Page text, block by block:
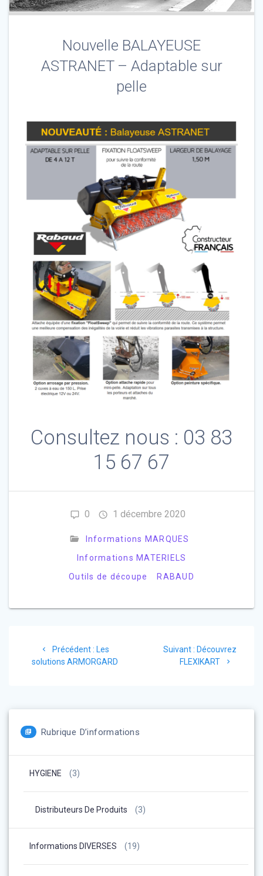
Nouvelle BALAYEUSE
ASTRANET – Adaptable sur
pelle
Consultez nous : 03 83
15 67 67
0 1 décembre 2020
Informations MARQUES
Informations MATERIELS
Outils de découpe
RABAUD
Précédent : Article
précédent
Les
solutions ARMORGARD
Suivant : Article
suivant
Découvrez
FLEXIKART
Rubrique D’informations
HYGIENE (3)
Distributeurs De Produits (3)
Informations DIVERSES (19)